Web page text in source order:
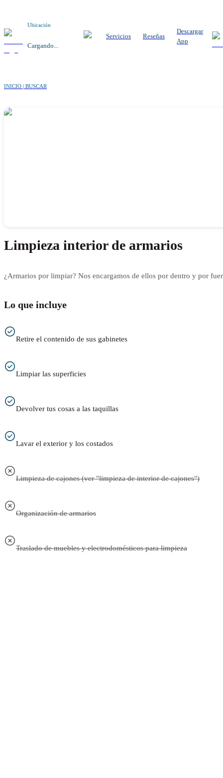
Ubicación
Cargando...
Servicios Reseñas
Descargar
App
INICIO | BUSCAR
Limpieza interior de armarios
¿Armarios por limpiar? Nos encargamos de ellos por dentro y por
Lo que incluye
Retire el contenido de sus gabinetes
Limpiar las superficies
Devolver tus cosas a las taquillas
Lavar el exterior y los costados
Limpieza de cajones (ver "limpieza de interior de cajones")
Organización de armarios
Traslado de muebles y electrodomésticos para limpieza